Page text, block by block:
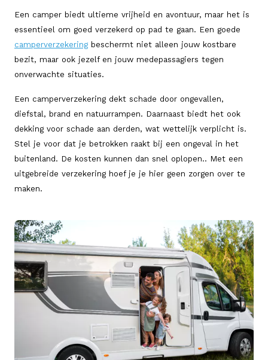
Een camper biedt ultieme vrijheid en avontuur, maar het is
essentieel om goed verzekerd op pad te gaan. Een goede
camperverzekering beschermt niet alleen jouw kostbare
bezit, maar ook jezelf en jouw medepassagiers tegen
onverwachte situaties.
Een camperverzekering dekt schade door ongevallen,
diefstal, brand en natuurrampen. Daarnaast biedt het ook
dekking voor schade aan derden, wat wettelijk verplicht is.
Stel je voor dat je betrokken raakt bij een ongeval in het
buitenland. De kosten kunnen dan snel oplopen.. Met een
uitgebreide verzekering hoef je je hier geen zorgen over te
maken.